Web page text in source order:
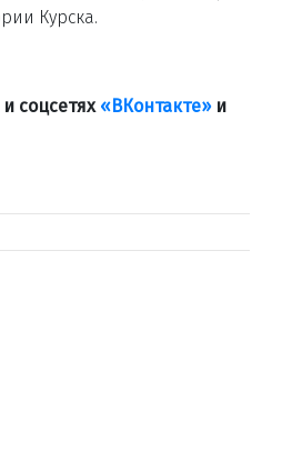
Курска.
и соцсетях «ВКонтакте»и